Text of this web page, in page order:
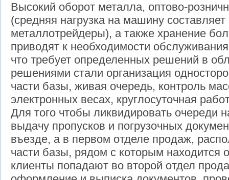
Высокий оборот металла, оптово-
(средняя нагрузка на машину
металлотрейдеры), а также хранение
приводят к необходимости
что требует определенных решений в
решениями стали организация
части базы, живая очередь, контроль
электронных весах, круглосуточная
Для того чтобы ликвидировать очереди
выдачу пропусков и погрузочных
въезде, а в первом отделе продаж,
части базы, рядом с которым находится
клиенты попадают во второй отдел